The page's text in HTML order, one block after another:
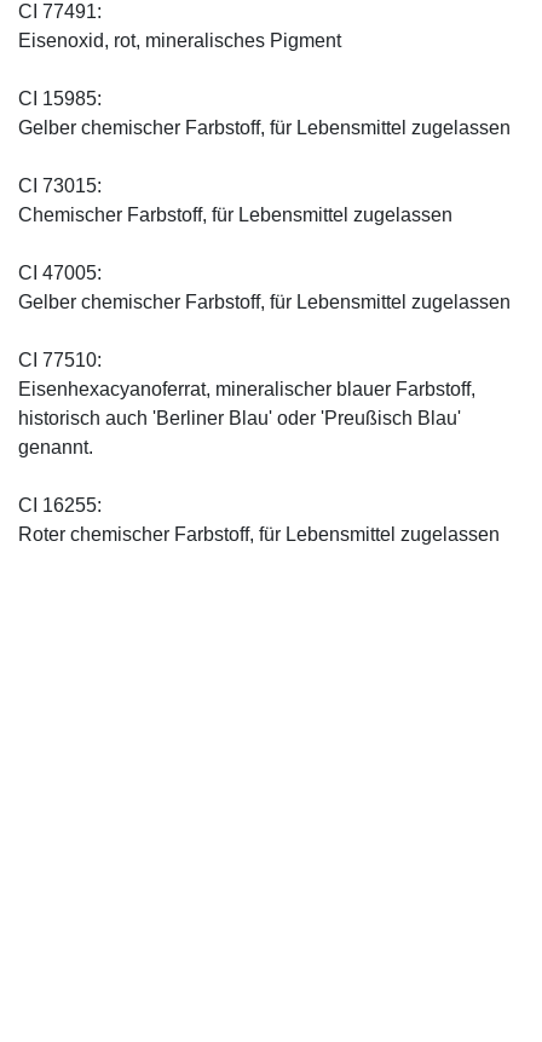
CI 77491:
Eisenoxid, rot, mineralisches Pigment
CI 15985:
Gelber chemischer Farbstoff, für Lebensmittel zugelassen
CI 73015:
Chemischer Farbstoff, für Lebensmittel zugelassen
CI 47005:
Gelber chemischer Farbstoff, für Lebensmittel zugelassen
CI 77510:
Eisenhexacyanoferrat, mineralischer blauer Farbstoff,
historisch auch 'Berliner Blau' oder 'Preußisch Blau'
genannt.
CI 16255:
Roter chemischer Farbstoff, für Lebensmittel zugelassen